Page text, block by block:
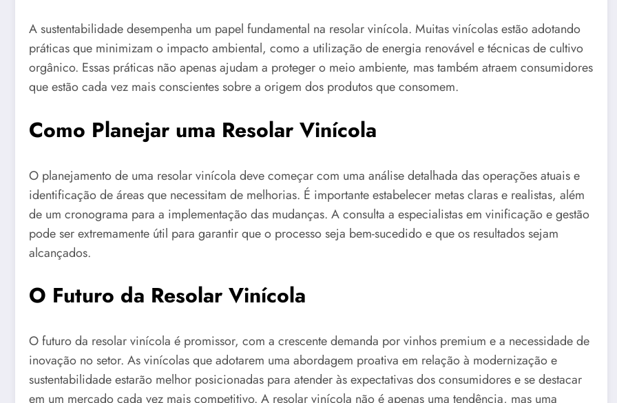
A sustentabilidade desempenha um papel fundamental na resolar vinícola. Muitas vinícolas estão adotando
práticas que minimizam o impacto ambiental, como a utilização de energia renovável e técnicas de cultivo
orgânico. Essas práticas não apenas ajudam a proteger o meio ambiente, mas também atraem consumidores
que estão cada vez mais conscientes sobre a origem dos produtos que consomem.
Como Planejar uma Resolar Vinícola
O planejamento de uma resolar vinícola deve começar com uma análise detalhada das operações atuais e
identificação de áreas que necessitam de melhorias. É importante estabelecer metas claras e realistas, além
de um cronograma para a implementação das mudanças. A consulta a especialistas em vinificação e gestão
pode ser extremamente útil para garantir que o processo seja bem-sucedido e que os resultados sejam
alcançados.
O Futuro da Resolar Vinícola
O futuro da resolar vinícola é promissor, com a crescente demanda por vinhos premium e a necessidade de
inovação no setor. As vinícolas que adotarem uma abordagem proativa em relação à modernização e
sustentabilidade estarão melhor posicionadas para atender às expectativas dos consumidores e se destacar
em um mercado cada vez mais competitivo. A resolar vinícola não é apenas uma tendência, mas uma